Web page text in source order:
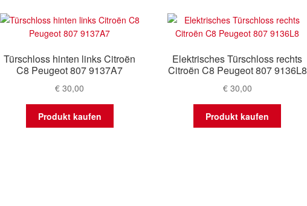
Türschloss hinten links Citroën
C8 Peugeot 807 9137A7
€ 30,00
Produkt kaufen
Elektrisches Türschloss rechts
Citroën C8 Peugeot 807 9136L8
€30,00
Produkt kaufen